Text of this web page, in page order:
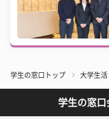
学生の窓口トップ 大学生活
学生の窓口